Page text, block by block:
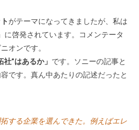
がテーマになってきましたが、私は
啓発されています。コメンテータ
オンです。
社”はあるか」 です。ソニーの記事と
です。真ん中あたりの記述だったと
する企業を選んできた。例えばエレ